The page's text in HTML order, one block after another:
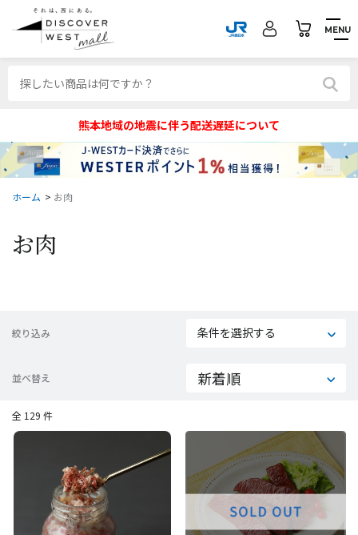
MENU
熊本地域の地震に伴う配送遅延について
ホーム > お肉
お肉
絞り込み 条件を選択する
並べ替え
全 129 件